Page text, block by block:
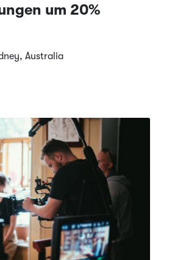
um 20%
Australia